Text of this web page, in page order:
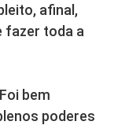
afinal,
fazer toda a
bem
poderes